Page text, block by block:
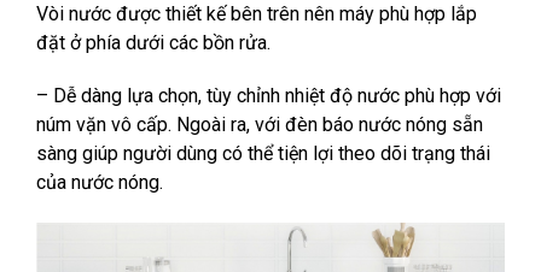
Vòi nước được thiết kế bên trên nên máy phù hợp lắp
đặt ở phía dưới các bồn rửa.
– Dễ dàng lựa chọn, tùy chỉnh nhiệt độ nước phù hợp với
núm vặn vô cấp. Ngoài ra, với đèn báo nước nóng sẵn
sàng giúp người dùng có thể tiện lợi theo dõi trạng thái
của nước nóng.